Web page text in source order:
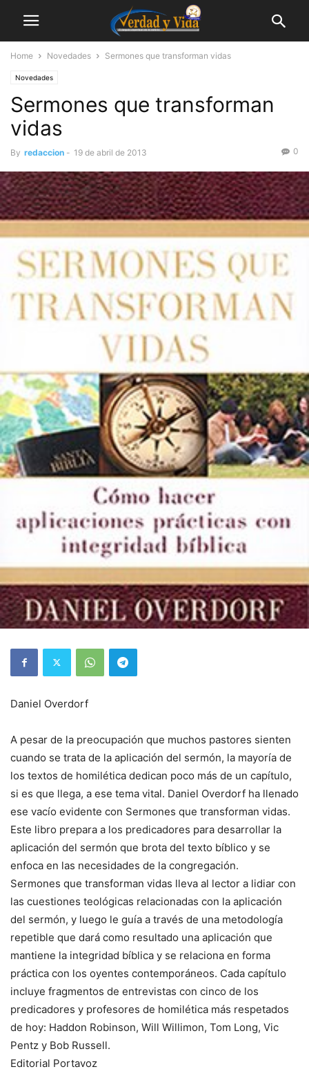
Home Novedades Sermones que transforman vidas
Novedades
Sermones que transforman
vidas
By redaccion - 19 de abril de 2013 0
Daniel Overdorf
A pesar de la preocupación que muchos pastores sienten
cuando se trata de la aplicación del sermón, la mayoría de
los textos de homilética dedican poco más de un capítulo,
si es que llega, a ese tema vital. Daniel Overdorf ha llenado
ese vacío evidente con Sermones que transforman vidas.
Este libro prepara a los predicadores para desarrollar la
aplicación del sermón que brota del texto bíblico y se
enfoca en las necesidades de la congregación.
Sermones que transforman vidas lleva al lector a lidiar con
las cuestiones teológicas relacionadas con la aplicación
del sermón, y luego le guía a través de una metodología
repetible que dará como resultado una aplicación que
mantiene la integridad bíblica y se relaciona en forma
práctica con los oyentes contemporáneos. Cada capítulo
incluye fragmentos de entrevistas con cinco de los
predicadores y profesores de homilética más respetados
de hoy: Haddon Robinson, Will Willimon, Tom Long, Vic
Pentz y Bob Russell.
Editorial Portavoz